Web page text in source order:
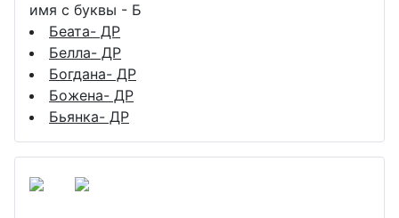
имя с буквы - Б
Беата- ДР
Белла- ДР
Богдана- ДР
Божена- ДР
Бьянка- ДР